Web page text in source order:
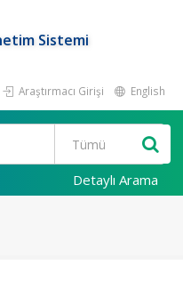
Sistemi
Araştırmacı Girişi English
Detaylı Arama